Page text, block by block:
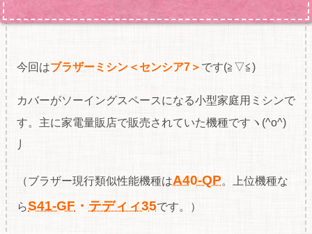
今回はブラザーミシン＜センシア7＞ です(≧▽≦)
カバーがソーイングスペースになる小型家庭用ミシンで
す。主に家電量販店で販売されていた機種ですヽ(^o^)
丿
（ブラザー現行類似性能機種はA40-QP。上位機種な
らS41-GF ・ テディィ35です。）